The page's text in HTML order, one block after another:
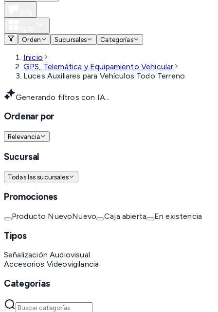
Orden
Sucursales Categorías
Inicio
GPS, Telemática y Equipamiento Vehicular
Luces Auxiliares para Vehículos Todo Terreno
Generando filtros con IA...
Ordenar por
Relevancia
Sucursal
Todas las sucursales
Promociones
Producto NuevoNuevo Caja abierta En existencia
Tipos
Señalización Audiovisual
Accesorios Videovigilancia
Categorías